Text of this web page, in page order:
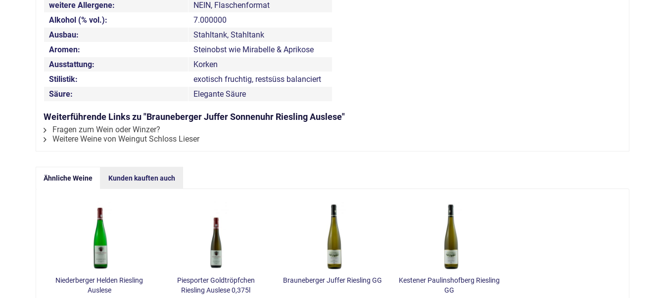
weitere Allergene:
NEIN, Flaschenformat
Alkohol (% vol.):
7.000000
Ausbau:
Stahltank, Stahltank
Aromen:
Steinobst wie Mirabelle & Aprikose
Ausstattung:
Korken
Stilistik:
exotisch fruchtig, restsüss balanciert
Säure:
Elegante Säure
Weiterführende Links zu "Brauneberger Juffer Sonnenuhr Riesling Auslese"
Fragen zum Wein oder Winzer?
Weitere Weine von Weingut Schloss Lieser
Ähnliche Weine Kunden kauften auch
Niederberger Helden Riesling
Auslese
Piesporter Goldtröpfchen
Riesling Auslese 0,375l
Brauneberger Juffer Riesling GG
Kestener Paulinshofberg Riesling
GG